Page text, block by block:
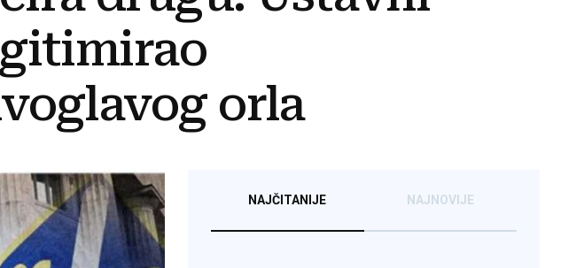
orla
NAJČITANIJE NAJNOVIJE